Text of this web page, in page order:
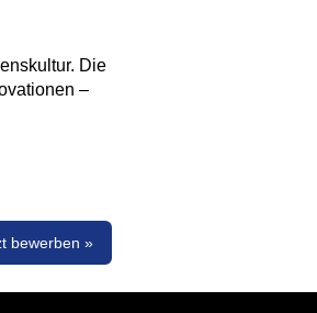
Die
–
bewerben »